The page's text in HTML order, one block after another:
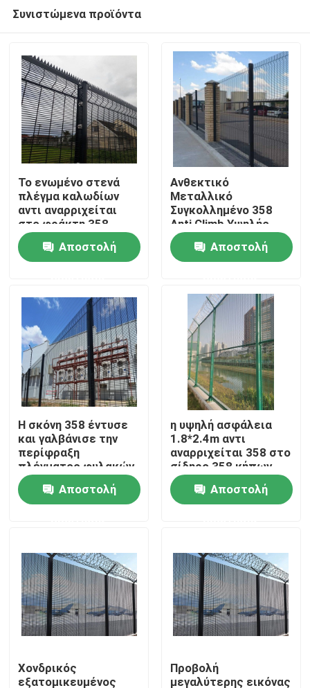
Προϊόντα
Βίντεο
Σχετικά με εμάς
Γύρος εργοστασίων
Ποιοτικός έλεγχος
Ζητήστε ένα απόσπασμα
ενωμένη στενά περίφραξη πλέγματος
τρισδιάστατος φράκτης πλέγματος καλωδίων
Συνιστώμενα προϊόντα
Το ενωμένο στενά
πλέγμα καλωδίων
αντι αναρριχείται
στο φράκτη 358
υψηλής ασφαλείας
για τη φυλακή
Αποστολή
Ανθεκτικό
Μεταλλικό
Συγκολλημένο 358
Anti Climb Υψηλής
Ασφάλειας Anti Theft
Wire Mesh Fence
Αποστολή
Η σκόνη 358 έντυσε
και γαλβάνισε την
περίφραξη
πλέγματος φυλακών
υψηλής ασφαλείας
αντι αναρριχείται
στην επιτροπή
Αποστολή
η υψηλή ασφάλεια
1.8*2.4m αντι
αναρριχείται 358 στο
σίδηρο 358 κήπων
πλέγματος ντυμένη
σκόνη σαφής άποψη
Fenc φρακτών
Αποστολή
Χονδρικός
εξατομικευμένος
Προβολή
μεγαλύτερης εικόνας